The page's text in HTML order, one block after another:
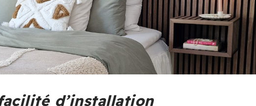
d’installation